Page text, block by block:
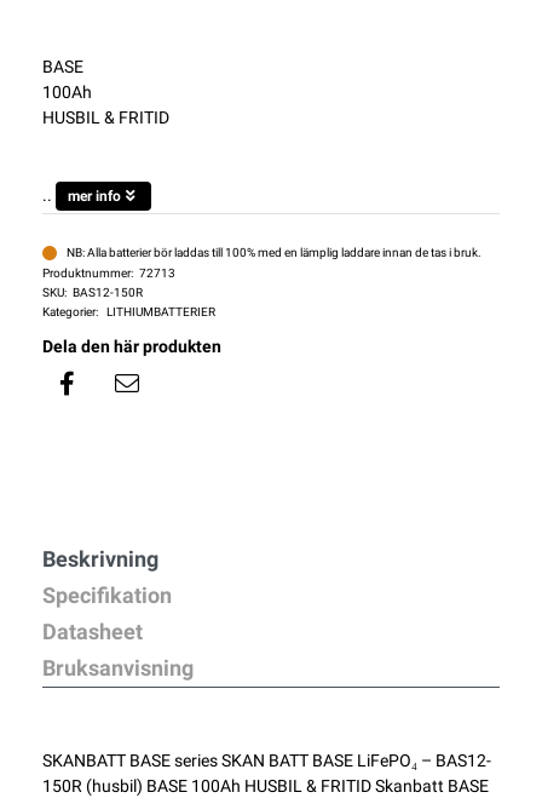
BASE
100Ah
HUSBIL & FRITID
.. mer info
NB: Alla batterier bör laddas till 100% med en lämplig laddare innan de tas i bruk.
Produktnummer: 72713
SKU: BAS12-150R
Kategorier:
LITHIUMBATTERIER
Dela den här produkten
Beskrivning
Specifikation
Datasheet
Bruksanvisning
SKANBATT BASE series SKAN BATT BASE LiFePO₄ – BAS12-
150R (husbil) BASE 100Ah HUSBIL & FRITID Skanbatt BASE